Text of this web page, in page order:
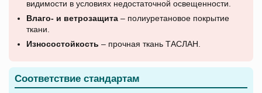
видимости в условиях недостаточной освещенности.
Влаго- и ветрозащита – полиуретановое покрытие
ткани.
Износостойкость – прочная ткань ТАСЛАН.
Соответствие стандартам